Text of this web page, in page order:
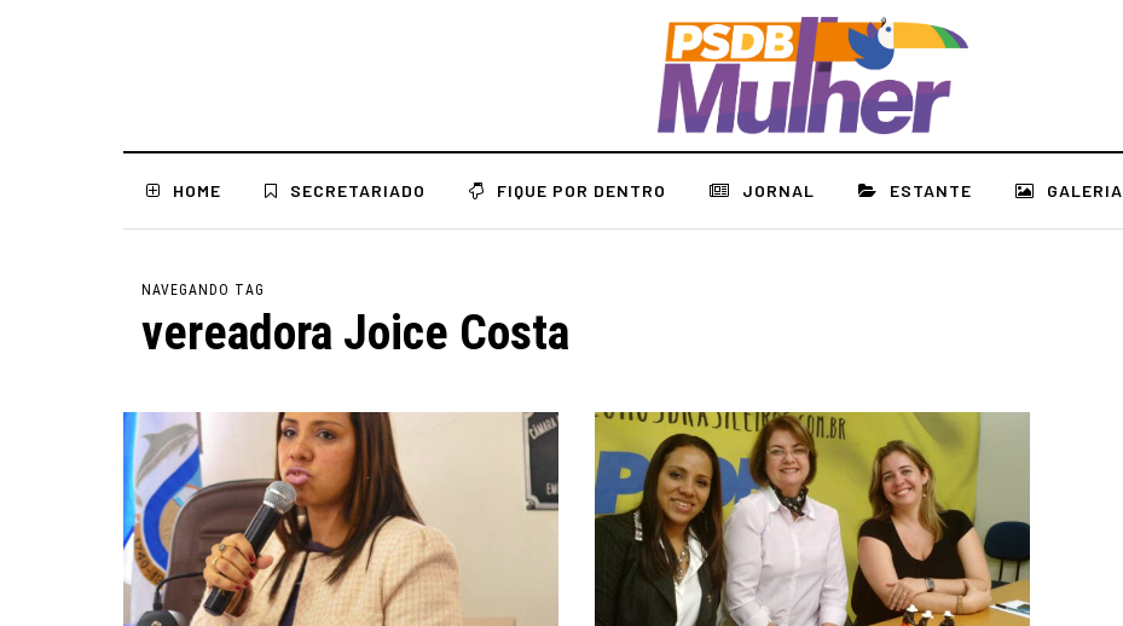
HOME SECRETARIADO FIQUE POR DENTRO JORNAL ESTANTE GALERIA
NAVEGANDO TAG
vereadora Joice Costa